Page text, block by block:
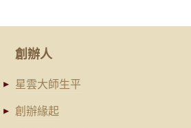
創辦人
星雲大師生平
創辦緣起